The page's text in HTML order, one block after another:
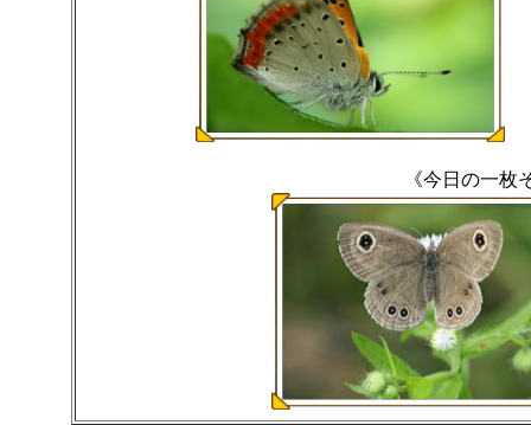
《今日の一枚その